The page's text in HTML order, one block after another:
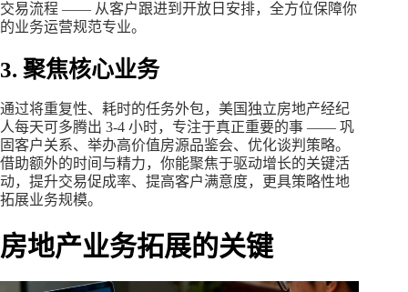
交易流程 —— 从客户跟进到开放日安排，全方位保障你
的业务运营规范专业。
3. 聚焦核心业务
通过将重复性、耗时的任务外包，美国独立房地产经纪
人每天可多腾出 3-4 小时，专注于真正重要的事 —— 巩
固客户关系、举办高价值房源品鉴会、优化谈判策略。
借助额外的时间与精力，你能聚焦于驱动增长的关键活
动，提升交易促成率、提高客户满意度，更具策略性地
拓展业务规模。
房地产业务拓展的关键